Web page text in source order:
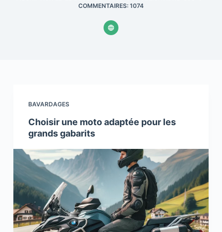
COMMENTAIRES: 1074
BAVARDAGES
Choisir une moto adaptée pour les
grands gabarits